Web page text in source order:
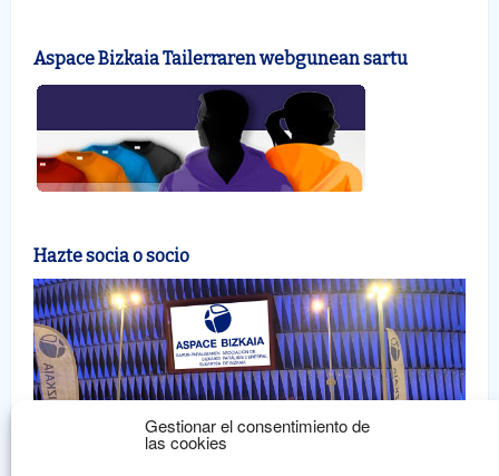
Gestionar el consentimiento de
las cookies
Aspace Bizkaia Tailerraren webgunean sartu
Hazte socia o socio